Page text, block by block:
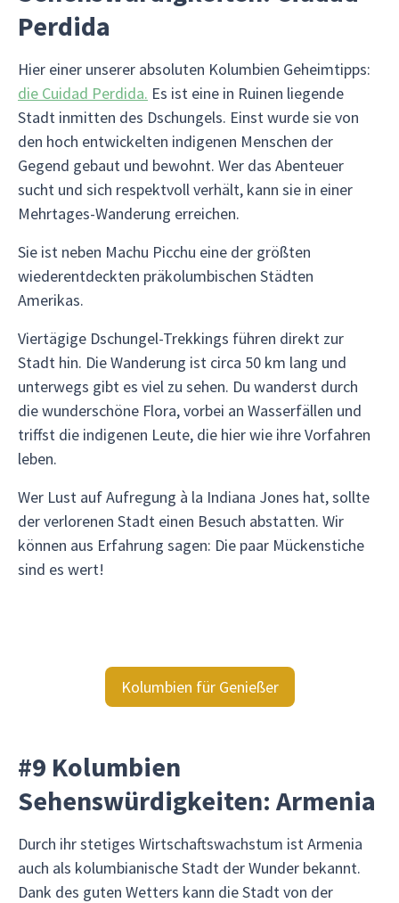
Perdida
Hier einer unserer absoluten Kolumbien Geheimtipps:
die Cuidad Perdida. Es ist eine in Ruinen liegende
Stadt inmitten des Dschungels. Einst wurde sie von
den hoch entwickelten indigenen Menschen der
Gegend gebaut und bewohnt. Wer das Abenteuer
sucht und sich respektvoll verhält, kann sie in einer
Mehrtages-Wanderung erreichen.
Sie ist neben Machu Picchu eine der größten
wiederentdeckten präkolumbischen Städten
Amerikas.
Viertägige Dschungel-Trekkings führen direkt zur
Stadt hin. Die Wanderung ist circa 50 km lang und
unterwegs gibt es viel zu sehen. Du wanderst durch
die wunderschöne Flora, vorbei an Wasserfällen und
triffst die indigenen Leute, die hier wie ihre Vorfahren
leben.
Wer Lust auf Aufregung à la Indiana Jones hat, sollte
der verlorenen Stadt einen Besuch abstatten. Wir
können aus Erfahrung sagen: Die paar Mückenstiche
sind es wert!
Kolumbien für Genießer
#9 Kolumbien
Sehenswürdigkeiten: Armenia
Durch ihr stetiges Wirtschaftswachstum ist Armenia
auch als kolumbianische Stadt der Wunder bekannt.
Dank des guten Wetters kann die Stadt von der